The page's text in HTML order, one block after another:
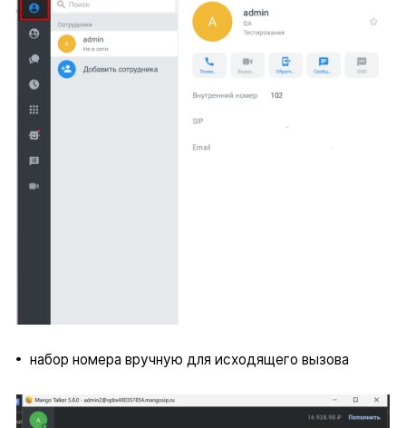
набор номера вручную для исходящего вызова